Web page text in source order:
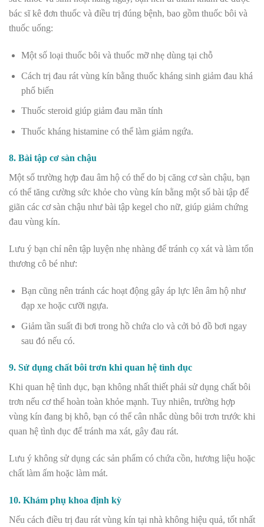
bác sĩ kê đơn thuốc và điều trị đúng bệnh, bao gồm thuốc bôi và
thuốc uống:
Một số loại thuốc bôi và thuốc mỡ nhẹ dùng tại chỗ
Cách trị đau rát vùng kín bằng thuốc kháng sinh giảm đau khá
phổ biến
Thuốc steroid giúp giảm đau mãn tính
Thuốc kháng histamine có thể làm giảm ngứa.
8. Bài tập cơ sàn chậu
Một số trường hợp đau âm hộ có thể do bị căng cơ sàn chậu, bạn
có thể tăng cường sức khỏe cho vùng kín bằng một số bài tập để
giãn các cơ sàn chậu như bài tập kegel cho nữ, giúp giảm chứng
đau vùng kín.
Lưu ý bạn chỉ nên tập luyện nhẹ nhàng để tránh cọ xát và làm tổn
thương cô bé như:
Bạn cũng nên tránh các hoạt động gây áp lực lên âm hộ như
đạp xe hoặc cưỡi ngựa.
Giảm tần suất đi bơi trong hồ chứa clo và cởi bỏ đồ bơi ngay
sau đó nếu có.
9. Sử dụng chất bôi trơn khi quan hệ tình dục
Khi quan hệ tình dục, bạn không nhất thiết phải sử dụng chất bôi
trơn nếu cơ thể hoàn toàn khỏe mạnh. Tuy nhiên, trường hợp
vùng kín đang bị khô, bạn có thể cân nhắc dùng bôi trơn trước khi
quan hệ tình dục để tránh ma xát, gây đau rát.
Lưu ý không sử dụng các sản phẩm có chứa cồn, hương liệu hoặc
chất làm ấm hoặc làm mát.
10. Khám phụ khoa định kỳ
Nếu cách điều trị đau rát vùng kín tại nhà không hiệu quả, tốt nhất